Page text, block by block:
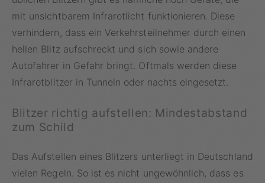
mit unsichtbarem Infrarotlicht funktionieren. Diese
verhindern, dass ein Verkehrsteilnehmer durch einen
hellen Blitz aufschreckt und sich sowie andere
Autofahrer in Gefahr bringt. Oftmals werden diese
Infrarotblitzer in Tunneln oder nachts eingesetzt.
Blitzer richtig aufstellen: Mindestabstand
zum Schild
Das Aufstellen eines Blitzers unterliegt in Deutschland
vielen Regeln. So ist es nicht ungewöhnlich, dass es